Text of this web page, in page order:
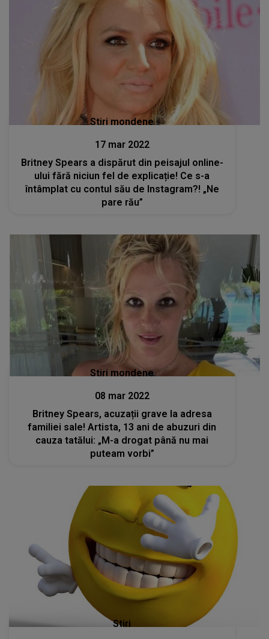
Stiri mondene
17 mar 2022
Britney Spears a dispărut din peisajul online-
ului fără niciun fel de explicație! Ce s-a
întâmplat cu contul său de Instagram?! „Ne
pare rău”
Stiri mondene
08 mar 2022
Britney Spears, acuzații grave la adresa
familiei sale! Artista, 13 ani de abuzuri din
cauza tatălui: „M-a drogat până nu mai
puteam vorbi”
Stiri